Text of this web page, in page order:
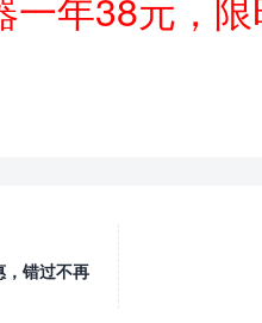
，错过不再